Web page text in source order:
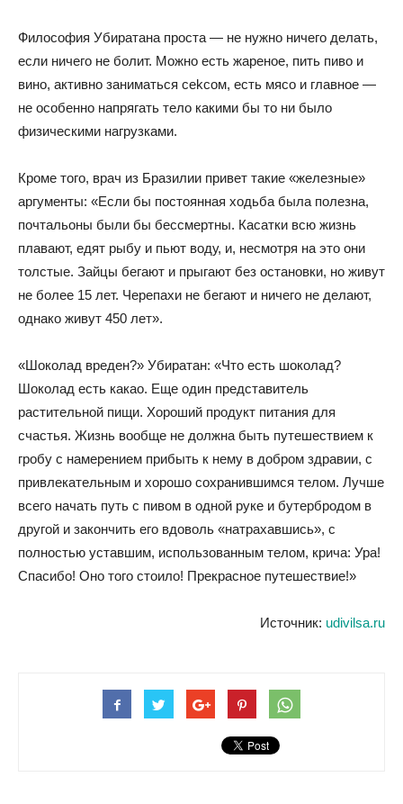
Философия Убиратана проста — не нужно ничего делать,
если ничего не болит. Можно есть жареное, пить пиво и
вино, активно заниматься сеkсом, есть мясо и главное —
не особенно напрягать тело какими бы то ни было
физическими нагрузками.
Кроме того, врач из Бразилии привет такие «железные»
аргументы: «Если бы постоянная ходьба была полезна,
почтальоны были бы бессмертны. Касатки всю жизнь
плавают, едят рыбу и пьют воду, и, несмотря на это они
толстые. Зайцы бегают и прыгают без остановки, но живут
не более 15 лет. Черепахи не бегают и ничего не делают,
однако живут 450 лет».
«Шоколад вреден?» Убиратан: «Что есть шоколад?
Шоколад есть какао. Еще один представитель
растительной пищи. Хороший продукт питания для
счастья. Жизнь вообще не должна быть путешествием к
гробу с намерением прибыть к нему в добром здравии, с
привлекательным и хорошо сохранившимся телом. Лучше
всего начать путь с пивом в одной руке и бутербродом в
другой и закончить его вдоволь «натрахавшись», с
полностью уставшим, использованным телом, крича: Ура!
Спасибо! Оно того стоило! Прекрасное путешествие!»
Источник: udivilsa.ru